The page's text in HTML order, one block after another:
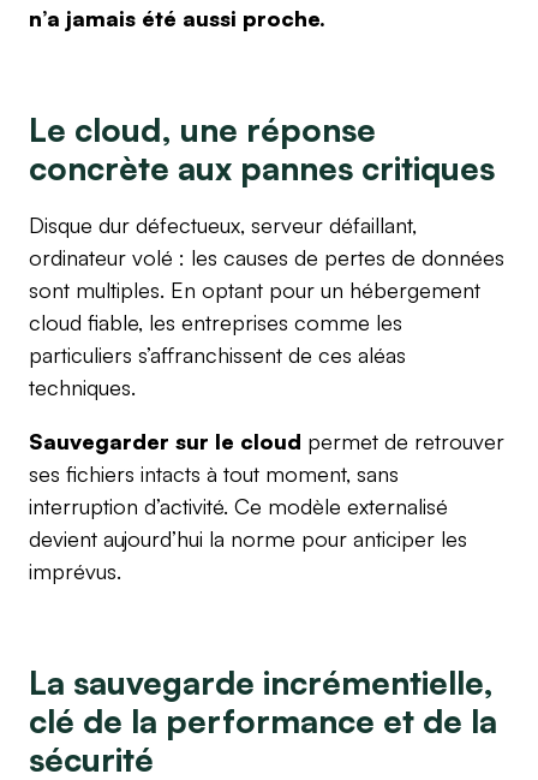
n’a jamais été aussi proche.
Le cloud, une réponse
concrète aux pannes critiques
Disque dur défectueux, serveur défaillant,
ordinateur volé : les causes de pertes de données
sont multiples. En optant pour un hébergement
cloud fiable, les entreprises comme les
particuliers s’affranchissent de ces aléas
techniques.
Sauvegarder sur le cloud permet de retrouver
ses fichiers intacts à tout moment, sans
interruption d’activité. Ce modèle externalisé
devient aujourd’hui la norme pour anticiper les
imprévus.
La sauvegarde incrémentielle,
clé de la performance et de la
sécurité